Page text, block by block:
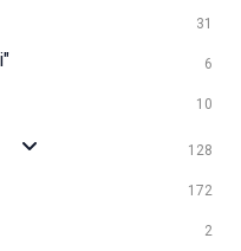
31
6
10
128
172
2